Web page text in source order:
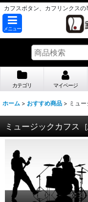
カフスボタン、カフリンクス
メニュー
カテゴリ マイページ
ホーム > おすすめ商品 > ミュ
ミュージックカフス [